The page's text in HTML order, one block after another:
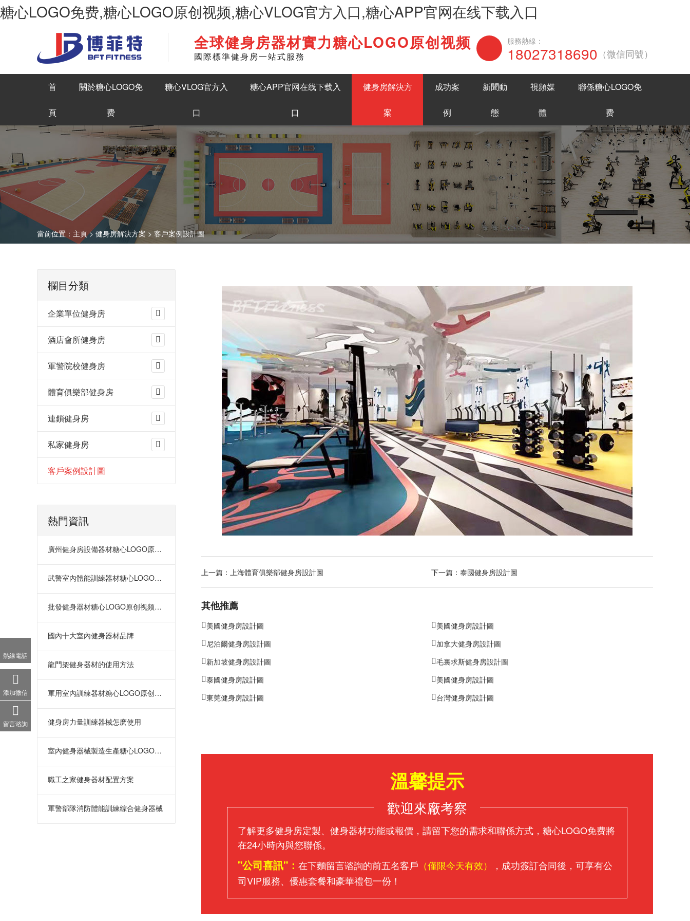
糖心LOGO免费,糖心LOGO原创视频,糖心VLOG官方入口,糖心APP官网在线下载入口
區最大商用健身房器材生產糖心LOGO原创视频 English 在線谘詢
全球健身房器材實力糖心LOGO原创视频
國際標準健身房一站式服務
服務熱線：
18027318690 （微信同號）
首
頁
關於糖心LOGO免
费
糖心VLOG官方入
口
糖心APP官网在线下载入
口
健身房解決方
案
成功案
例
新聞動
態
視頻媒
體
聯係糖心LOGO免
费
當前位置： 主頁> 健身房解決方案 > 客戶案例設計圖
上一篇： 上海體育俱樂部健身房設計圖 下一篇： 泰國健身房設計圖
其他推薦
美國健身房設計圖
美國健身房設計圖
尼泊爾健身房設計圖
加拿大健身房設計圖
新加坡健身房設計圖
毛裏求斯健身房設計圖
泰國健身房設計圖
美國健身房設計圖
東莞健身房設計圖
台灣健身房設計圖
溫馨提示
歡迎來廠考察
了解更多健身房定製、健身器材功能或報價，請留下您的需求和聯係方式，糖心LOGO免费將
在24小時內與您聯係。
"公司喜訊"： 在下麵留言谘詢的前五名客戶 （僅限今天有效）
，成功簽訂合同後，可享有公
司VIP服務、優惠套餐和豪華禮包一份！
欄目分類
企業單位健身房
酒店會所健身房
軍警院校健身房
體育俱樂部健身房
連鎖健身房
私家健身房
客戶案例設計圖
熱門資訊
廣州健身房設備器材糖心LOGO原创视频在哪裏
武警室內體能訓練器材糖心LOGO原创视频
批發健身器材糖心LOGO原创视频在哪裏
國內十大室內健身器材品牌
龍門架健身器材的使用方法
軍用室內訓練器材糖心LOGO原创视频電話
健身房力量訓練器械怎麽使用
室內健身器械製造生產糖心LOGO原创视频
職工之家健身器材配置方案
軍警部隊消防體能訓練綜合健身器械
熱線電話
添加微信
留言谘詢